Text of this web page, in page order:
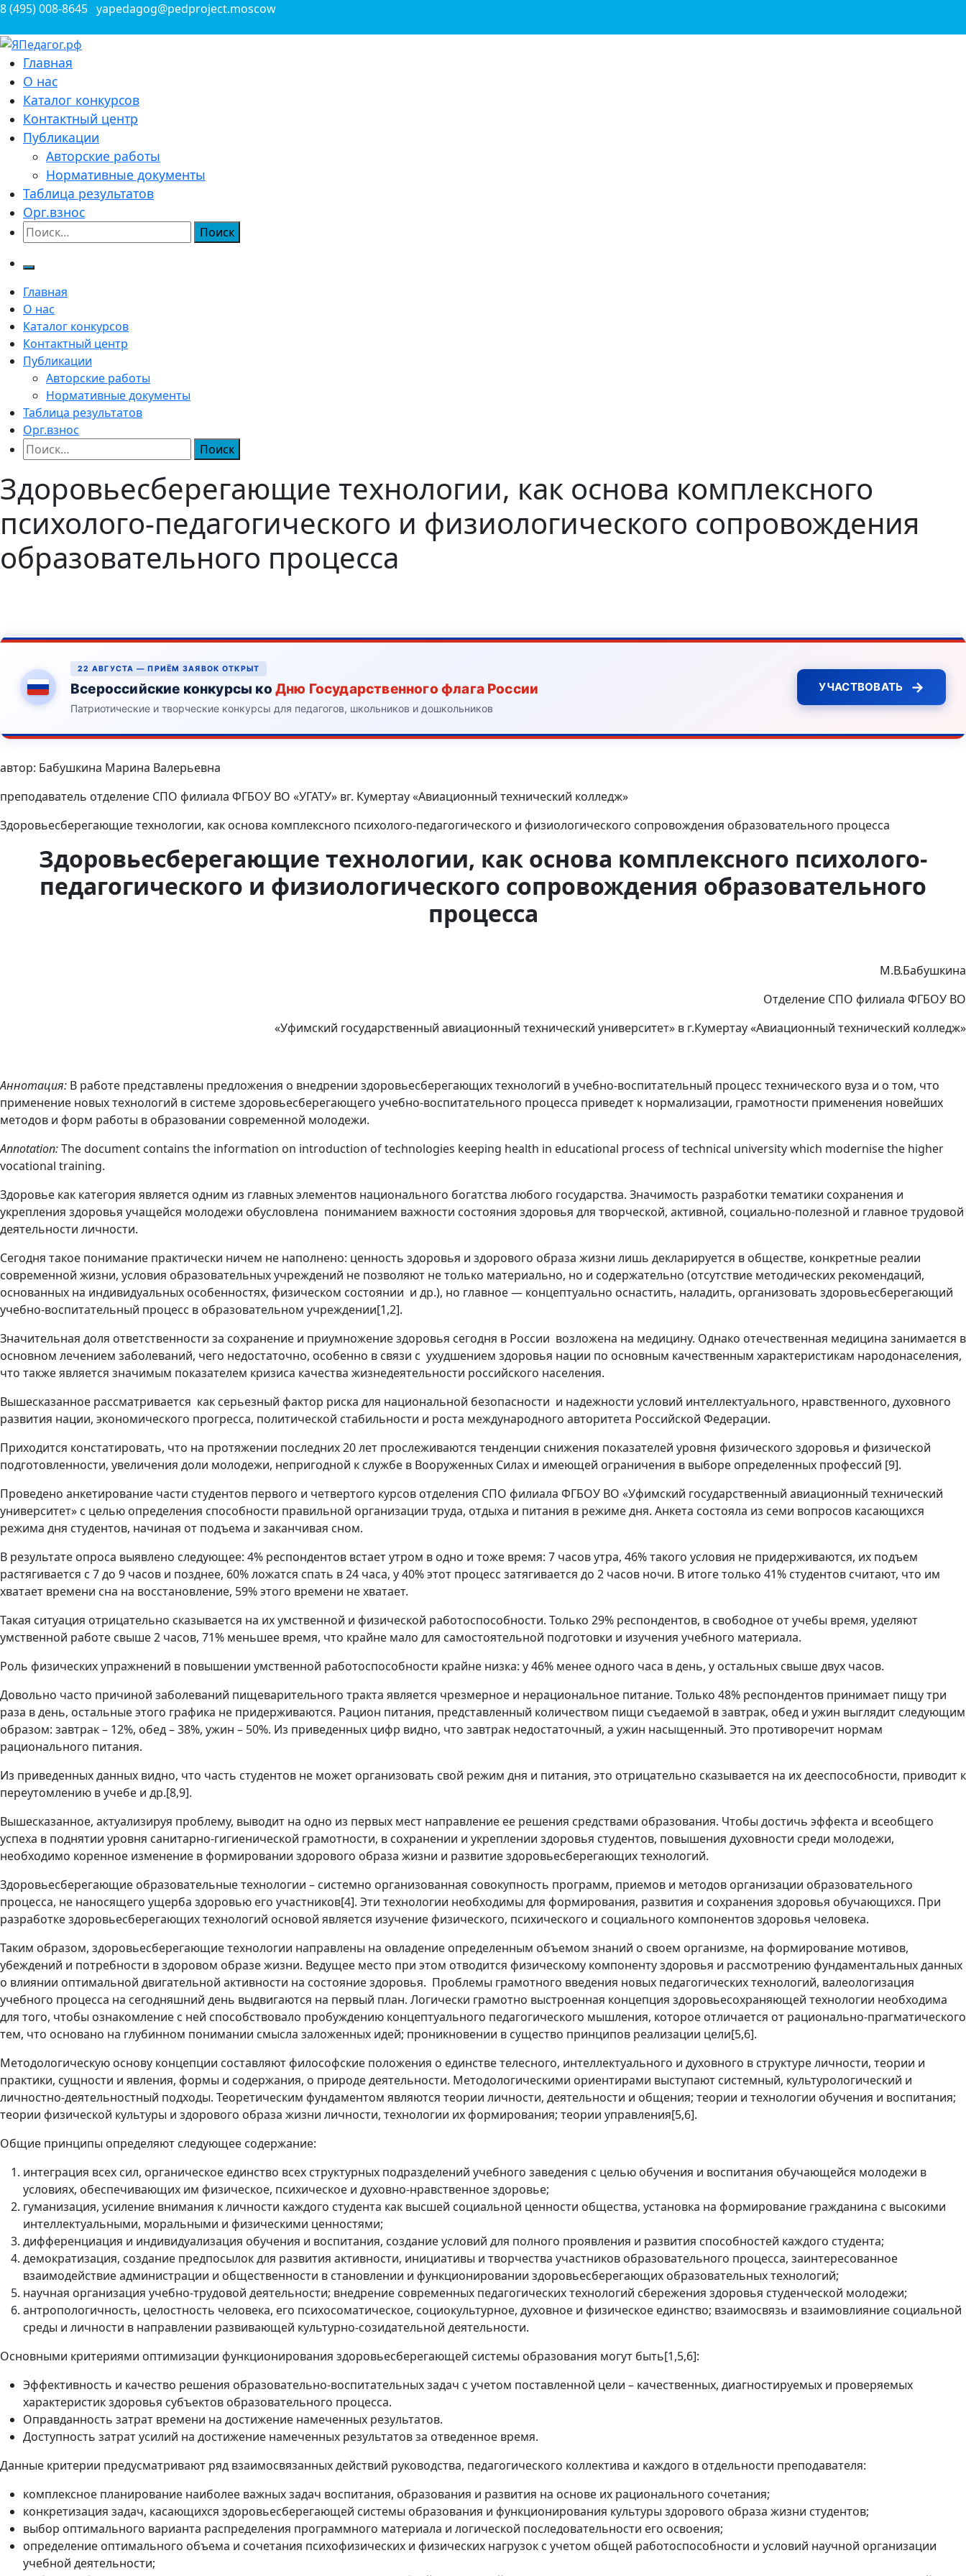
Перейти
содержимому
8 (495) 008-8645 yapedagog@pedproject.moscow
ЯПедагог.рф
Всероссийские конкурсы для педагогов
Главная
О нас
Каталог конкурсов
Контактный центр
Публикации
Авторские работы
Нормативные документы
Таблица результатов
Орг.взнос
Найти:
Главная
О нас
Каталог конкурсов
Контактный центр
Публикации
Авторские работы
Нормативные документы
Таблица результатов
Орг.взнос
Найти:
Здоровьесберегающие технологии, как основа комплексного
психолого-педагогического и физиологического сопровождения
образовательного процесса
22 АВГУСТА — ПРИЁМ ЗАЯВОК ОТКРЫТ
Всероссийские конкурсы ко Дню Государственного флага России
Патриотические и творческие конкурсы для педагогов, школьников и дошкольников
УЧАСТВОВАТЬ →
автор: Бабушкина Марина Валерьевна
преподаватель отделение СПО филиала ФГБОУ ВО «УГАТУ» вг. Кумертау «Авиационный технический колледж»
Здоровьесберегающие технологии, как основа комплексного психолого-педагогического и физиологического сопровождения образовательного процесса
Здоровьесберегающие технологии, как основа комплексного психолого-
педагогического и физиологического сопровождения образовательного
процесса
М.В.Бабушкина
Отделение СПО филиала ФГБОУ ВО
«Уфимский государственный авиационный технический университет» в г.Кумертау «Авиационный технический колледж»
Аннотация: В работе представлены предложения о внедрении здоровьесберегающих технологий в учебно-воспитательный процесс технического вуза и о том, что
применение новых технологий в системе здоровьесберегающего учебно-воспитательного процесса приведет к нормализации, грамотности применения новейших
методов и форм работы в образовании современной молодежи.
Annotation:The document contains the information on introduction of technologies keeping health in educational process of technical university which modernise the higher
vocational training.
Здоровье как категория является одним из главных элементов национального богатства любого государства. Значимость разработки тематики сохранения и
укрепления здоровья учащейся молодежи обусловлена пониманием важности состояния здоровья для творческой, активной, социально-полезной и главное трудовой
деятельности личности.
Сегодня такое понимание практически ничем не наполнено: ценность здоровья и здорового образа жизни лишь декларируется в обществе, конкретные реалии
современной жизни, условия образовательных учреждений не позволяют не только материально, но и содержательно (отсутствие методических рекомендаций,
основанных на индивидуальных особенностях, физическом состоянии и др.), но главное — концептуально оснастить, наладить, организовать здоровьесберегающий
учебно-воспитательный процесс в образовательном учреждении[1,2].
Значительная доля ответственности за сохранение и приумножение здоровья сегодня в России возложена на медицину. Однако отечественная медицина занимается в
основном лечением заболеваний, чего недостаточно, особенно в связи с ухудшением здоровья нации по основным качественным характеристикам народонаселения,
что также является значимым показателем кризиса качества жизнедеятельности российского населения.
Вышесказанное рассматривается как серьезный фактор риска для национальной безопасности и надежности условий интеллектуального, нравственного, духовного
развития нации, экономического прогресса, политической стабильности и роста международного авторитета Российской Федерации.
Приходится констатировать, что на протяжении последних 20 лет прослеживаются тенденции снижения показателей уровня физического здоровья и физической
подготовленности, увеличения доли молодежи, непригодной к службе в Вооруженных Силах и имеющей ограничения в выборе определенных профессий [9].
Проведено анкетирование части студентов первого и четвертого курсов отделения СПО филиала ФГБОУ ВО «Уфимский государственный авиационный технический
университет» с целью определения способности правильной организации труда, отдыха и питания в режиме дня. Анкета состояла из семи вопросов касающихся
режима дня студентов, начиная от подъема и заканчивая сном.
В результате опроса выявлено следующее: 4% респондентов встает утром в одно и тоже время: 7 часов утра, 46% такого условия не придерживаются, их подъем
растягивается с 7 до 9 часов и позднее, 60% ложатся спать в 24 часа, у 40% этот процесс затягивается до 2 часов ночи. В итоге только 41% студентов считают, что им
хватает времени сна на восстановление, 59% этого времени не хватает.
Такая ситуация отрицательно сказывается на их умственной и физической работоспособности. Только 29% респондентов, в свободное от учебы время, уделяют
умственной работе свыше 2 часов, 71% меньшее время, что крайне мало для самостоятельной подготовки и изучения учебного материала.
Роль физических упражнений в повышении умственной работоспособности крайне низка: у 46% менее одного часа в день, у остальных свыше двух часов.
Довольно часто причиной заболеваний пищеварительного тракта является чрезмерное и нерациональное питание. Только 48% респондентов принимает пищу три
раза в день, остальные этого графика не придерживаются. Рацион питания, представленный количеством пищи съедаемой в завтрак, обед и ужин выглядит следующим
образом: завтрак – 12%, обед – 38%, ужин – 50%. Из приведенных цифр видно, что завтрак недостаточный, а ужин насыщенный. Это противоречит нормам
рационального питания.
Из приведенных данных видно, что часть студентов не может организовать свой режим дня и питания, это отрицательно сказывается на их дееспособности, приводит к
переутомлению в учебе и др.[8,9].
Вышесказанное, актуализируя проблему, выводит на одно из первых мест направление ее решения средствами образования. Чтобы достичь эффекта и всеобщего
успеха в поднятии уровня санитарно-гигиенической грамотности, в сохранении и укреплении здоровья студентов, повышения духовности среди молодежи,
необходимо коренное изменение в формировании здорового образа жизни и развитие здоровьесберегающих технологий.
Здоровьесберегающие образовательные технологии – системно организованная совокупность программ, приемов и методов организации образовательного
процесса, не наносящего ущерба здоровью его участников[4]. Эти технологии необходимы для формирования, развития и сохранения здоровья обучающихся. При
разработке здоровьесберегающих технологий основой является изучение физического, психического и социального компонентов здоровья человека.
Таким образом, здоровьесберегающие технологии направлены на овладение определенным объемом знаний о своем организме, на формирование мотивов,
убеждений и потребности в здоровом образе жизни. Ведущее место при этом отводится физическому компоненту здоровья и рассмотрению фундаментальных данных
о влиянии оптимальной двигательной активности на состояние здоровья. Проблемы грамотного введения новых педагогических технологий, валеологизация
учебного процесса на сегодняшний день выдвигаются на первый план. Логически грамотно выстроенная концепция здоровьесохраняющей технологии необходима
для того, чтобы ознакомление с ней способствовало пробуждению концептуального педагогического мышления, которое отличается от рационально-прагматического
тем, что основано на глубинном понимании смысла заложенных идей; проникновении в существо принципов реализации цели[5,6].
Методологическую основу концепции составляют философские положения о единстве телесного, интеллектуального и духовного в структуре личности, теории и
практики, сущности и явления, формы и содержания, о природе деятельности. Методологическими ориентирами выступают системный, культурологический и
личностно-деятельностный подходы. Теоретическим фундаментом являются теории личности, деятельности и общения; теории и технологии обучения и воспитания;
теории физической культуры и здорового образа жизни личности, технологии их формирования; теории управления[5,6].
Общие принципы определяют следующее содержание:
интеграция всех сил, органическое единство всех структурных подразделений учебного заведения с целью обучения и воспитания обучающейся молодежи в
условиях, обеспечивающих им физическое, психическое и духовно-нравственное здоровье;
гуманизация, усиление внимания к личности каждого студента как высшей социальной ценности общества, установка на формирование гражданина с высокими
интеллектуальными, моральными и физическими ценностями;
дифференциация и индивидуализация обучения и воспитания, создание условий для полного проявления и развития способностей каждого студента;
демократизация, создание предпосылок для развития активности, инициативы и творчества участников образовательного процесса, заинтересованное
взаимодействие администрации и общественности в становлении и функционировании здоровьесберегающих образовательных технологий;
научная организация учебно-трудовой деятельности; внедрение современных педагогических технологий сбережения здоровья студенческой молодежи;
антропологичность, целостность человека, его психосоматическое, социокультурное, духовное и физическое единство; взаимосвязь и взаимовлияние социальной
среды и личности в направлении развивающей культурно-созидательной деятельности.
Основными критериями оптимизации функционирования здоровьесберегающей системы образования могут быть[1,5,6]:
Эффективность и качество решения образовательно-воспитательных задач с учетом поставленной цели – качественных, диагностируемых и проверяемых
характеристик здоровья субъектов образовательного процесса.
Оправданность затрат времени на достижение намеченных результатов.
Доступность затрат усилий на достижение намеченных результатов за отведенное время.
Данные критерии предусматривают ряд взаимосвязанных действий руководства, педагогического коллектива и каждого в отдельности преподавателя:
комплексное планирование наиболее важных задач воспитания, образования и развития на основе их рационального сочетания;
конкретизация задач, касающихся здоровьесберегающей системы образования и функционирования культуры здорового образа жизни студентов;
выбор оптимального варианта распределения программного материала и логической последовательности его освоения;
определение оптимального объема и сочетания психофизических и физических нагрузок с учетом общей работоспособности и условий научной организации
учебной деятельности;